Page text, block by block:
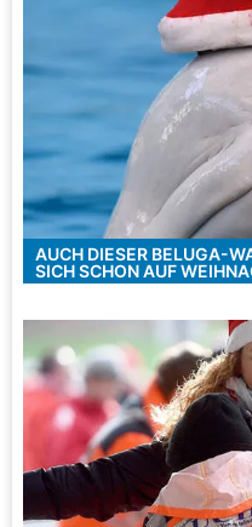
AUCH DIESER BELUGA-
SICH SCHON AUF